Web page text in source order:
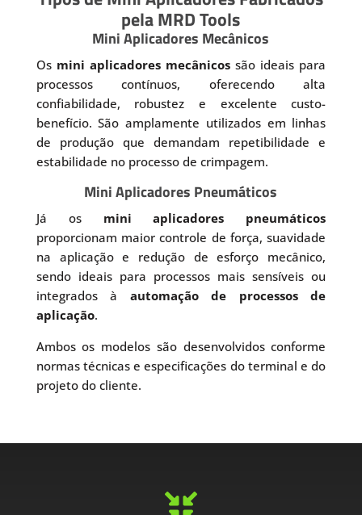
pela MRD Tools
Mini Aplicadores Mecânicos
Os mini aplicadores mecânicos são ideais para
processos contínuos, oferecendo alta
confiabilidade, robustez e excelente custo-
benefício. São amplamente utilizados em linhas
de produção que demandam repetibilidade e
estabilidade no processo de crimpagem.
Mini Aplicadores Pneumáticos
Já os mini aplicadores pneumáticos
proporcionam maior controle de força, suavidade
na aplicação e redução de esforço mecânico,
sendo ideais para processos mais sensíveis ou
integrados à automação de processos de
aplicação.
Ambos os modelos são desenvolvidos conforme
normas técnicas e especificações do terminal e do
projeto do cliente.
